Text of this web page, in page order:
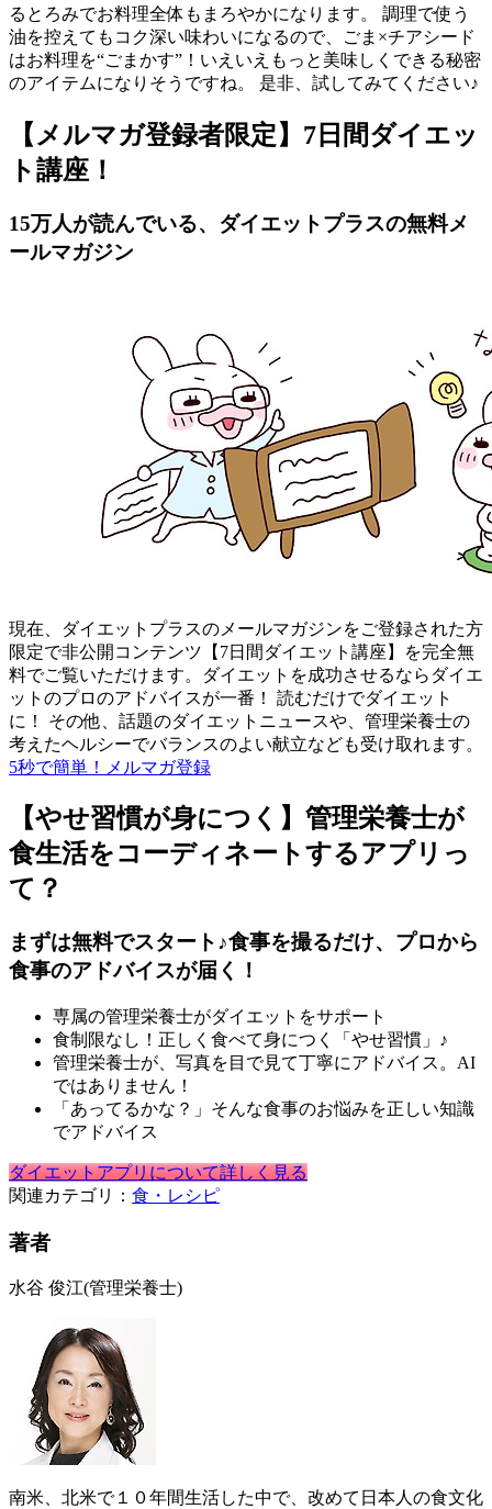
るとろみでお料理全体もまろやかになります。 調理で使う
油を控えてもコク深い味わいになるので、ごま×チアシード
はお料理を“ごまかす”！いえいえもっと美味しくできる秘密
のアイテムになりそうですね。 是非、試してみてください♪
【メルマガ登録者限定】7日間ダイエッ
ト講座！
15万人が読んでいる、ダイエットプラスの無料メ
ールマガジン
現在、ダイエットプラスのメールマガジンをご登録された方
限定で非公開コンテンツ【7日間ダイエット講座】を完全無
料でご覧いただけます。ダイエットを成功させるならダイエ
ットのプロのアドバイスが一番！ 読むだけでダイエット
に！ その他、話題のダイエットニュースや、管理栄養士の
考えたヘルシーでバランスのよい献立なども受け取れます。
5秒で簡単！メルマガ登録
【やせ習慣が身につく】管理栄養士が
食生活をコーディネートするアプリっ
て？
まずは無料でスタート♪食事を撮るだけ、プロから
食事のアドバイスが届く！
専属の管理栄養士がダイエットをサポート
食制限なし！正しく食べて身につく「やせ習慣」♪
管理栄養士が、写真を目で見て丁寧にアドバイス。AI
ではありません！
「あってるかな？」そんな食事のお悩みを正しい知識
でアドバイス
ダイエットアプリについて詳しく見る
関連カテゴリ： 食・レシピ
著者
水谷 俊江(管理栄養士)
南米、北米で１０年間生活した中で、改めて日本人の食文化